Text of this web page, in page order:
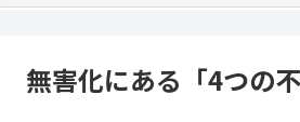
無害化にある「4つの